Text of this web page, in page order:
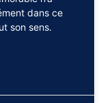
dans ce
son sens.